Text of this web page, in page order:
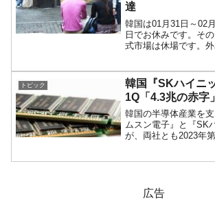
達
韓国は01月31日～02
日でお休みです。そ
式市場は休場です。外
ております。2022年
が開きました。10：
のチャートは以下のよ
（...
トピック
韓国『SKハイニ
1Q「4.3兆の赤字
韓国の半導体産業を
ムスン電子』と『SK
が、両社とも2023年
悪いと予測されてい
回復せず、両社が主
広告